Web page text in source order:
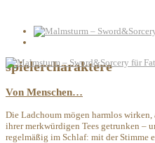
spielercharaktere
Von Menschen…
Die Ladchoum mögen harmlos
ihrer merkwürdigen Tees getrunken –
regelmäßig im Schlaf: mit der Stimme